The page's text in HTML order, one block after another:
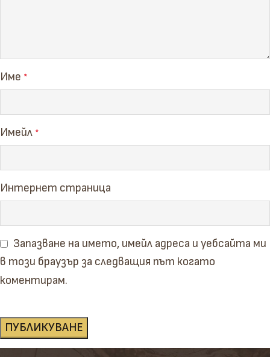
Име *
Имейл *
Интернет страница
Запазване на името, имейл адреса и уебсайта ми
в този браузър за следващия път когато
коментирам.